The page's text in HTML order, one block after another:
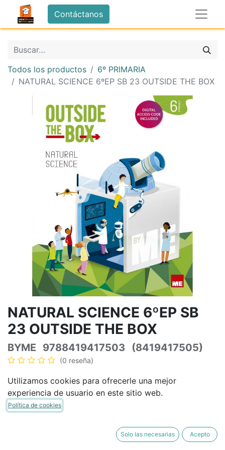
Contáctanos
Todos los productos
6º PRIMARIA
NATURAL SCIENCE 6ºEP SB 23 OUTSIDE THE BOX
NATURAL SCIENCE 6ºEP SB
23 OUTSIDE THE BOX
BYME 9788419417503 (8419417505)
(0 reseña)
36,77€ 43,26€ IVA Incluido
COMPRAR AHORA
Utilizamos cookies para ofrecerle una mejor
experiencia de usuario en este sitio web.
Política de cookies
Solo las necesarias Acepto